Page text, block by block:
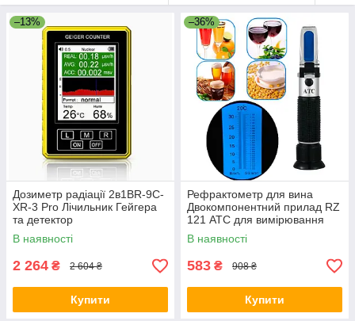
–13%
Дозиметр радіації 2в1BR-9C-
XR-3 Pro Лічильник Гейгера
та детектор
електромагнітного
випромінювання + темпер.,
В наявності
2 264 ₴ 2 604 ₴
Купити
–36%
Рефрактометр для вина
Двокомпонентний прилад RZ
121 АТС для вимірювання
винограду на вміст цукру
В наявності
583 ₴ 908 ₴
Купити